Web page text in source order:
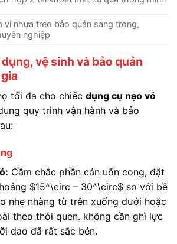
vỉ nhựa treo bảo quản sang trọng,
nghiệp
vệ sinh và bảo quản
tối đa cho chiếc dụng cụ nạo vỏ
quy trình vận hành và bảo
Cầm chắc phần cán uốn cong, đặt
$15^\circ – 30^\circ$so với bề
nhẹ nhàng từ trên xuống dưới hoặc
theo thói quen. không cần ghì lực
dao đã rất sắc bén.